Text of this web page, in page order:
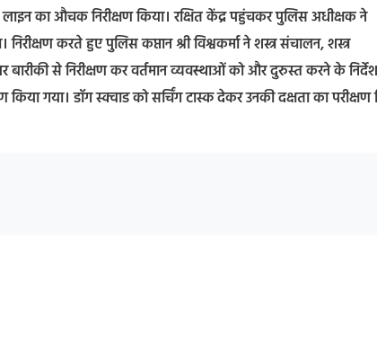
का औचक निरीक्षण किया। रक्षित केंद्र पहुंचकर पुलिस अधीक्षक ने
निरीक्षण करते हुए पुलिस कप्तान श्री विश्वकर्मा ने शस्त्र संचालन, शस्त्र
बारीकी से निरीक्षण कर वर्तमान व्यवस्थाओं को और दुरुस्त करने के निर्देश
किया गया। डॉग स्क्वाड को सर्चिंग टास्क देकर उनकी दक्षता का परीक्षण